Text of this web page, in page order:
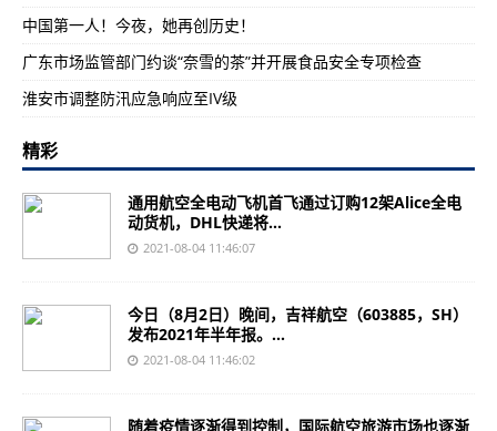
中国第一人！今夜，她再创历史！
广东市场监管部门约谈“奈雪的茶”并开展食品安全专项检查
淮安市调整防汛应急响应至IV级
精彩
通用航空全电动飞机首飞通过订购12架Alice全电
动货机，DHL快递将...
2021-08-04 11:46:07
今日（8月2日）晚间，吉祥航空（603885，SH）
发布2021年半年报。...
2021-08-04 11:46:02
随着疫情逐渐得到控制，国际航空旅游市场也逐渐